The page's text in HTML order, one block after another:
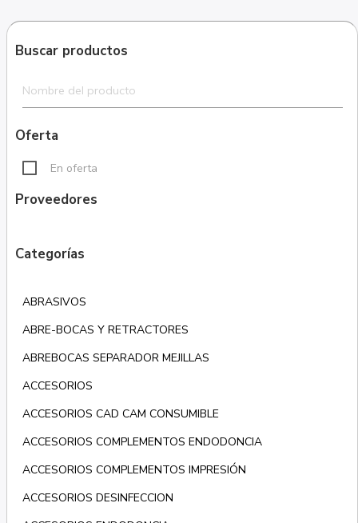
Buscar productos
Oferta
En oferta
Proveedores
Categorías
ABRASIVOS
ABRE-BOCAS Y RETRACTORES
ABREBOCAS SEPARADOR MEJILLAS
ACCESORIOS
ACCESORIOS CAD CAM CONSUMIBLE
ACCESORIOS COMPLEMENTOS ENDODONCIA
ACCESORIOS COMPLEMENTOS IMPRESIÓN
ACCESORIOS DESINFECCION